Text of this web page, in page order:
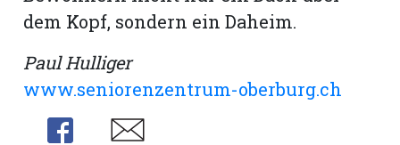
dem Kopf, sondern ein Daheim.
Paul Hulliger
www.seniorenzentrum-oberburg.ch
Share
Share